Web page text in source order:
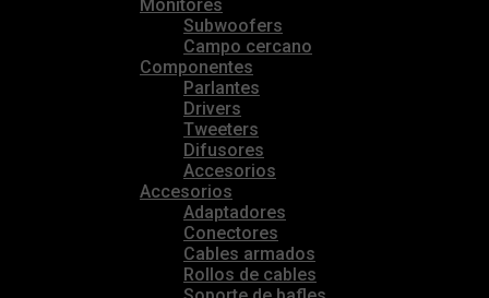
Monitores
Subwoofers
Campo cercano
Componentes
Parlantes
Drivers
Tweeters
Difusores
Accesorios
Accesorios
Adaptadores
Conectores
Cables armados
Rollos de cables